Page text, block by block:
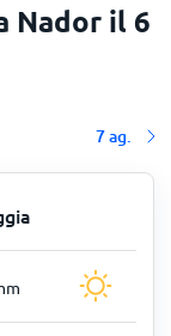
Nador il 6
7 ag.